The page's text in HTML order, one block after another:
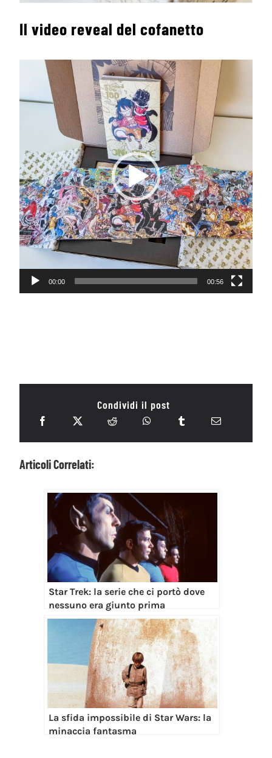
Il video reveal del cofanetto
00:00 00:56
Condividi il post
Articoli Correlati:
Star Trek: la serie che ci portò dove
nessuno era giunto prima
La sfida impossibile di Star Wars: la
minaccia fantasma